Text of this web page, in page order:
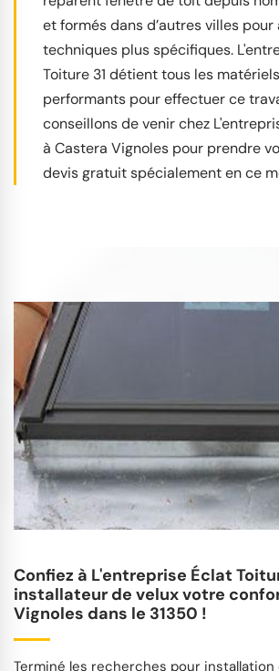
et formés dans d’autres villes
techniques plus spécifiques.
Toiture 31 détient tous les
performants pour effectuer ce
conseillons de venir chez
à Castera Vignoles pour prendre
devis gratuit spécialement en ce
Confiez à L'entreprise Éclat
installateur de velux votre
Vignoles dans le 31350 !
Terminé les recherches pour installation